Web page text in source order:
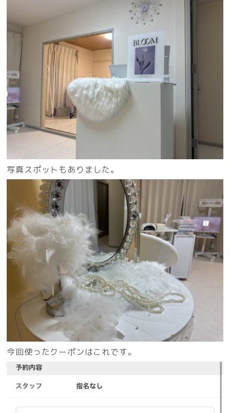
写真スポットもありました。
今回使ったクーポンはこれです。